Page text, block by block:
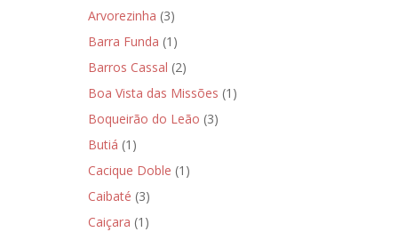
Arvorezinha (3)
Barra Funda (1)
Barros Cassal (2)
Boa Vista das Missões (1)
Boqueirão do Leão (3)
Butiá (1)
Cacique Doble (1)
Caibaté (3)
Caiçara (1)